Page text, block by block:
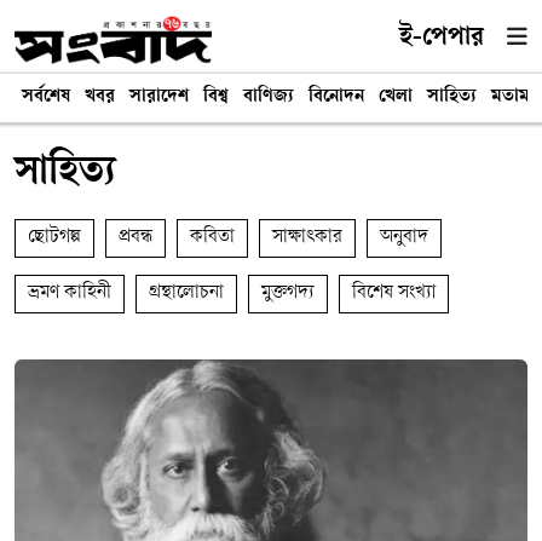
ই-পেপার
সর্বশেষ খবর সারাদেশ বিশ্ব বাণিজ্য বিনোদন খেলা সাহিত্য মতামত
সাহিত্য
ছোটগল্প প্রবন্ধ কবিতা সাক্ষাৎকার অনুবাদ
ভ্রমণ কাহিনী গ্রন্থালোচনা মুক্তগদ্য বিশেষ সংখ্যা